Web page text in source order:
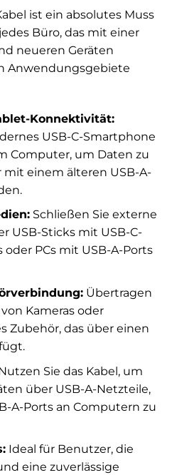
ist ein absolutes Muss
Büro, das mit einer
neueren Geräten
Anwendungsgebiete
Konnektivität:
USB-C-Smartphone
Computer, um Daten zu
mit einem älteren USB-A-
Schließen Sie externe
USB-Sticks mit USB-C-
oder PCs mit USB-A-Ports
Übertragen
Kameras oder
Zubehör, das über einen
Sie das Kabel, um
über USB-A-Netzteile,
A-Ports an Computern zu
Ideal für Benutzer, die
eine zuverlässige